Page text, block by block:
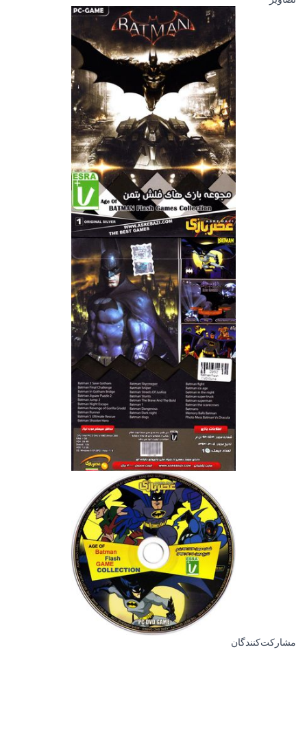
مشارکت‌کنندگان